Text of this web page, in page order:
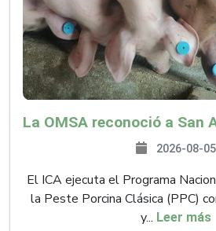
2026-08-05
El ICA ejecuta el Programa
la Peste Porcina Clásica (PPC)
y... Leer más